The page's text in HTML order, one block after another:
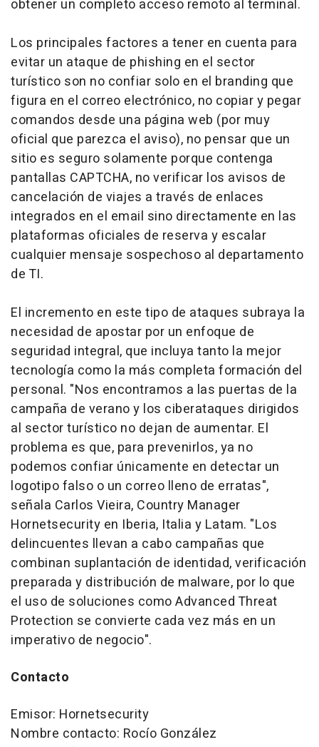
obtener un completo acceso remoto al terminal.
Los principales factores a tener en cuenta para
evitar un ataque de phishing en el sector
turístico son no confiar solo en el branding que
figura en el correo electrónico, no copiar y pegar
comandos desde una página web (por muy
oficial que parezca el aviso), no pensar que un
sitio es seguro solamente porque contenga
pantallas CAPTCHA, no verificar los avisos de
cancelación de viajes a través de enlaces
integrados en el email sino directamente en las
plataformas oficiales de reserva y escalar
cualquier mensaje sospechoso al departamento
de TI.
El incremento en este tipo de ataques subraya la
necesidad de apostar por un enfoque de
seguridad integral, que incluya tanto la mejor
tecnología como la más completa formación del
personal. "Nos encontramos a las puertas de la
campaña de verano y los ciberataques dirigidos
al sector turístico no dejan de aumentar. El
problema es que, para prevenirlos, ya no
podemos confiar únicamente en detectar un
logotipo falso o un correo lleno de erratas",
señala Carlos Vieira, Country Manager
Hornetsecurity en Iberia, Italia y Latam. "Los
delincuentes llevan a cabo campañas que
combinan suplantación de identidad, verificación
preparada y distribución de malware, por lo que
el uso de soluciones como Advanced Threat
Protection se convierte cada vez más en un
imperativo de negocio".
Contacto
Emisor: Hornetsecurity
Nombre contacto: Rocío González